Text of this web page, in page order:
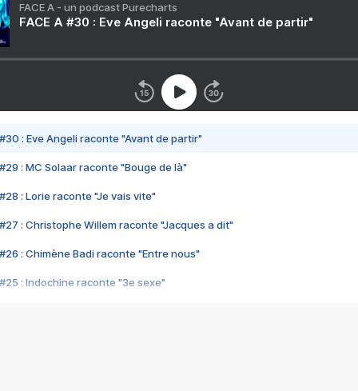
FACE A - un podcast Purecharts
FACE A #30 : Eve Angeli raconte "Avant de partir"
#30 : Eve Angeli raconte "Avant de partir"
#29 : MC Solaar raconte "Bouge de là"
#28 : Lorie raconte "Je vais vite"
#27 : Christophe Willem raconte "Jacques a dit"
#26 : Chimène Badi raconte "Entre nous"
#25 : Indochine raconte "3e sexe"